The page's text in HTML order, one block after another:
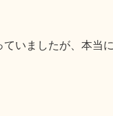
いましたが、本当に